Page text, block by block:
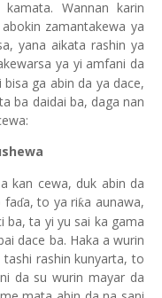
Wannan karin
zamantakewa ya
yana aikata rashin ya
ya yi amfani da
ga abin da ya dace,
ba daidai ba, daga nan
kan cewa, duk abin da
faɗa, to ya riƙa aunawa,
ba, ta yi yu sai ka gama
dace ba. Haka a wurin
rashin kunyarta, to
da su wurin mayar da